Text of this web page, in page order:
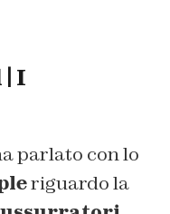
I
parlato con lo
riguardo la